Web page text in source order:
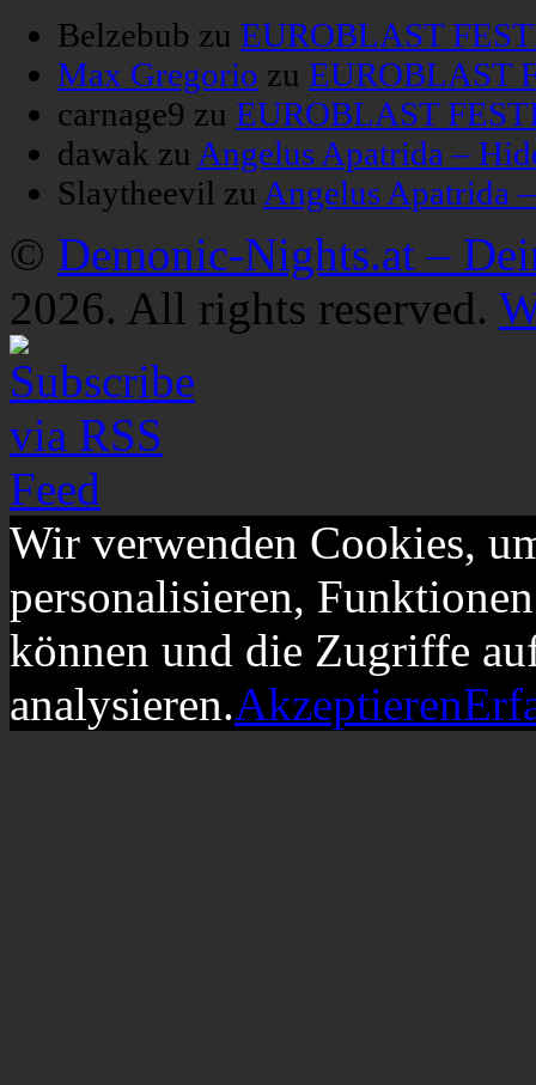
Belzebub zu EUROBLAST
Max Gregorio zu EUROBLAST
carnage9 zu EUROBLAST
dawak zu Angelus Apatrida –
Slaytheevil zu Angelus Apatrida
© Demonic-Nights.at –
2026. All rights reserved.
Wir verwenden Cookies,
personalisieren,
können und die Zugriffe
analysieren.Akzeptieren